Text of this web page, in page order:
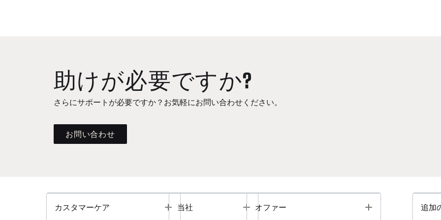
助けが必要ですか?
さらにサポートが必要ですか？お気軽にお問い合わせください。
お問い合わせ
カスタマーケア Toggle
当社 Toggle
オファー Toggle 追加